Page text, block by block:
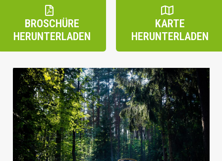
BROSCHÜRE
HERUNTERLADEN
KARTE
HERUNTERLADEN